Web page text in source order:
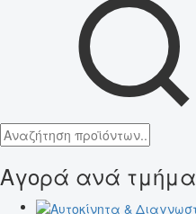
Αγορά ανά τμήμα